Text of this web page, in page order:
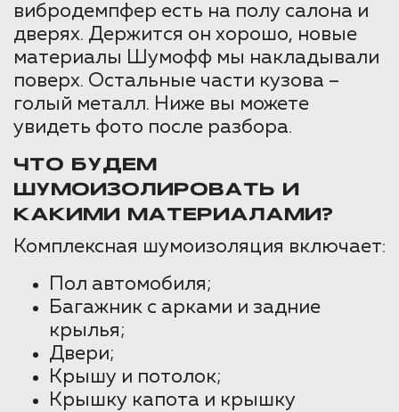
вибродемпфер есть на полу салона и
дверях. Держится он хорошо, новые
материалы Шумофф мы накладывали
поверх. Остальные части кузова –
голый металл. Ниже вы можете
увидеть фото после разбора.
ЧТО БУДЕМ
ШУМОИЗОЛИРОВАТЬ И
КАКИМИ МАТЕРИАЛАМИ?
Комплексная шумоизоляция включает:
Пол автомобиля;
Багажник с арками и задние
крылья;
Двери;
Крышу и потолок;
Крышку капота и крышку